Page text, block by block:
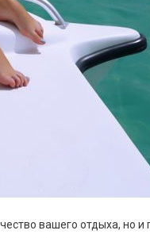
вашего отдыха, но и